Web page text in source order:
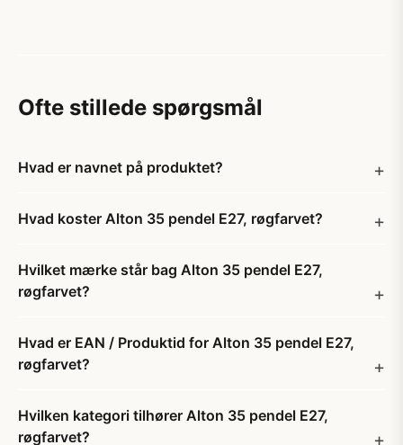
Ofte stillede spørgsmål
Hvad er navnet på produktet?
Hvad koster Alton 35 pendel E27, røgfarvet?
Hvilket mærke står bag Alton 35 pendel E27,
røgfarvet?
Hvad er EAN / Produktid for Alton 35 pendel E27,
røgfarvet?
Hvilken kategori tilhører Alton 35 pendel E27,
røgfarvet?